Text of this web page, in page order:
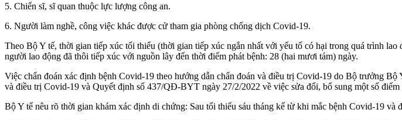
5. Chiến sĩ, sĩ quan thuộc lực lượng công an.
6. Người làm nghề, công việc khác được cử tham gia phòng chống dịch Covid-19.
Theo Bộ Y tế, thời gian tiếp xúc tối thiểu (thời gian tiếp xúc ngắn nhất với yếu tố có hại trong quá trình
người lao động đã thôi tiếp xúc với nguồn lây đến thời điểm phát bệnh: 28 (hai mươi tám) ngày.
Việc chẩn đoán xác định bệnh Covid-19 theo hướng dẫn chẩn đoán và điều trị Covid-19 do Bộ trưởng
và điều trị Covid-19 và Quyết định số 437/QĐ-BYT ngày 27/2/2022 về việc sửa đổi, bổ sung một số
Bộ Y tế nêu rõ thời gian khám xác định di chứng: Sau tối thiểu sáu tháng kể từ khi mắc bệnh Covid-19